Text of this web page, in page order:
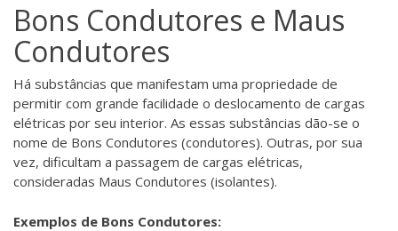
Bons Condutores e Maus
Condutores
Há substâncias que manifestam uma propriedade de
permitir com grande facilidade o deslocamento de cargas
elétricas por seu interior. As essas substâncias dão-se o
nome de Bons Condutores (condutores). Outras, por sua
vez, dificultam a passagem de cargas elétricas,
consideradas Maus Condutores (isolantes).
Exemplos de Bons Condutores: